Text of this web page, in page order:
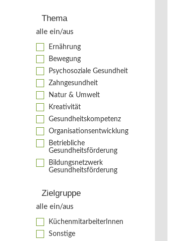
Thema
alle ein/aus
Ernährung
Bewegung
Psychosoziale Gesundheit
Zahngesundheit
Natur & Umwelt
Kreativität
Gesundheitskompetenz
Organisationsentwicklung
Betriebliche
Gesundheitsförderung
Bildungsnetzwerk
Gesundheitsförderung
Zielgruppe
alle ein/aus
KüchenmitarbeiterInnen
Sonstige